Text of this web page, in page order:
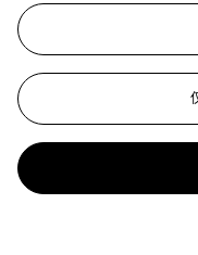
buyer. It will be refunded
lot outside the European
refer to section VAT
更多详情
'MERICOURT, THE
RIGHT; OIL ON PAPER